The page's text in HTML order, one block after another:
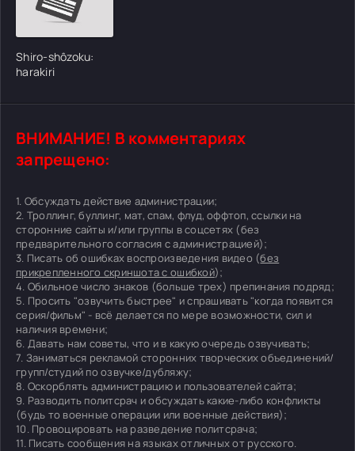
Shiro-shôzoku:
harakiri
ВНИМАНИЕ! В комментариях
запрещено:
1. Обсуждать действие администрации;
2. Троллинг, буллинг, мат, спам, флуд, оффтоп, ссылки на
сторонние сайты и/или группы в соцсетях (без
предварительного согласия с администрацией);
3. Писать об ошибках воспроизведения видео (без
прикрепленного скриншота с ошибкой);
4. Обильное число знаков (больше трех) препинания подряд;
5. Просить "озвучить быстрее" и спрашивать "когда появится
серия/фильм" - всё делается по мере возможности, сил и
наличия времени;
6. Давать нам советы, что и в какую очередь озвучивать;
7. Заниматься рекламой сторонних творческих объединений/
групп/студий по озвучке/дубляжу;
8. Оскорблять администрацию и пользователей сайта;
9. Разводить политсрач и обсуждать какие-либо конфликты
(будь то военные операции или военные действия);
10. Провоцировать на разведение политсрача;
11. Писать сообщения на языках отличных от русского.